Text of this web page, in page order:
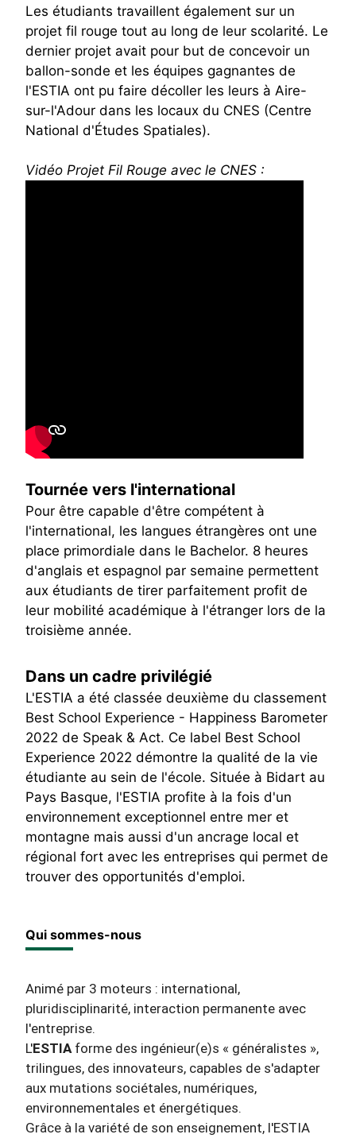
Les étudiants travaillent également sur un
projet fil rouge tout au long de leur scolarité. Le
dernier projet avait pour but de concevoir un
ballon-sonde et les équipes gagnantes de
l'ESTIA ont pu faire décoller les leurs à Aire-
sur-l'Adour dans les locaux du CNES (Centre
National d'Études Spatiales).
Vidéo Projet Fil Rouge avec le CNES :
Tournée vers l'international
Pour être capable d'être compétent à
l'international, les langues étrangères ont une
place primordiale dans le Bachelor. 8 heures
d'anglais et espagnol par semaine permettent
aux étudiants de tirer parfaitement profit de
leur mobilité académique à l'étranger lors de la
troisième année.
Dans un cadre privilégié
L'ESTIA a été classée deuxième du classement
Best School Experience - Happiness Barometer
2022 de Speak & Act. Ce label Best School
Experience 2022 démontre la qualité de la vie
étudiante au sein de l'école. Située à Bidart au
Pays Basque, l'ESTIA profite à la fois d'un
environnement exceptionnel entre mer et
montagne mais aussi d'un ancrage local et
régional fort avec les entreprises qui permet de
trouver des opportunités d'emploi.
Qui sommes-nous
Animé par 3 moteurs : international,
pluridisciplinarité, interaction permanente avec
l'entreprise.
L'ESTIAforme des ingénieur(e)s « généralistes »,
trilingues, des innovateurs, capables de s'adapter
aux mutations sociétales, numériques,
environnementales et énergétiques.
Grâce à la variété de son enseignement, l'ESTIA